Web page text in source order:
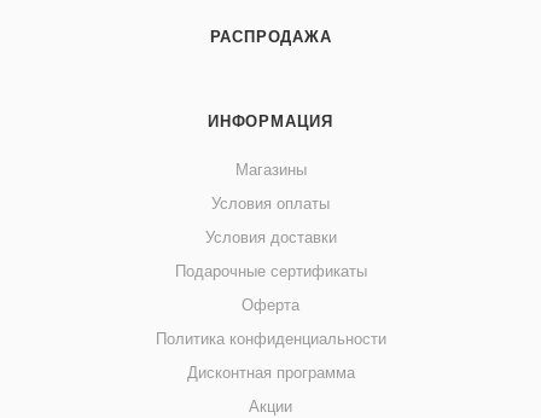
РАСПРОДАЖА
ИНФОРМАЦИЯ
Магазины
Условия оплаты
Условия доставки
Подарочные сертификаты
Оферта
Политика конфиденциальности
Дисконтная программа
Акции